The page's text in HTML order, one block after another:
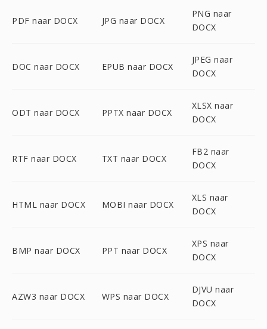
PDF naar DOCX JPG naar DOCX
PNG naar
DOCX
DOC naar DOCX EPUB naar DOCX
JPEG naar
DOCX
ODT naar DOCX PPTX naar DOCX
XLSX naar
DOCX
RTF naar DOCX TXT naar DOCX
FB2 naar
DOCX
HTML naar DOCX MOBI naar DOCX
XLS naar
DOCX
BMP naar DOCX PPT naar DOCX
XPS naar
DOCX
AZW3 naar DOCX WPS naar DOCX
DJVU naar
DOCX